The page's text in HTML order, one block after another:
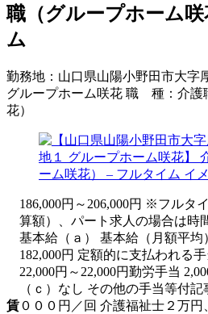
職（グループホーム咲
ム
勤務地： 山口県山陽小野田市大字
グループホーム咲花 職 種： 介護
花）
賃
186,000円～206,000円 ※フルタ
算額）、パート求人の場合は時
基本給（ａ） 基本給（月額平均
182,000円 定額的に支払われる
22,000円～22,000円勤労手当
（ｃ）なし その他の手当等付
０００円／回 介護福祉士２万